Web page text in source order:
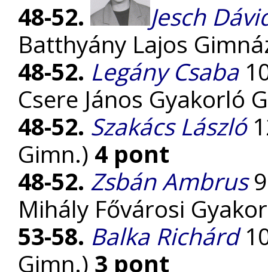
48-52.
Jesch
Batthyány Lajos
48-52. Legány Csaba
Csere János Gyakorló
48-52. Szakács László
Gimn.) 4 pont
48-52. Zsbán Ambrus
Mihály Fővárosi
53-58. Balka Richárd
Gimn.) 3 pont